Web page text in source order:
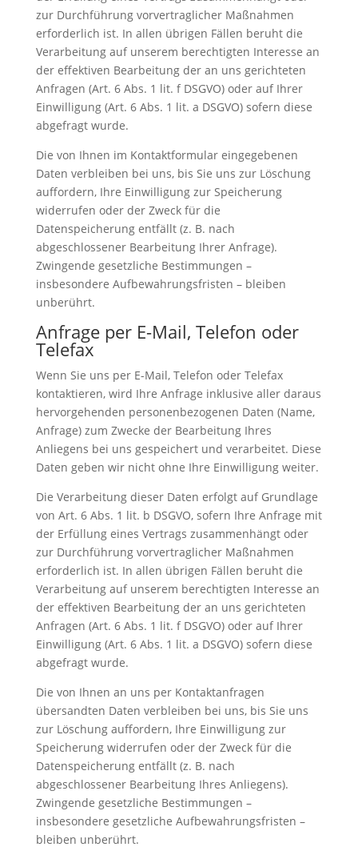
zur Durchführung vorvertraglicher Maßnahmen
erforderlich ist. In allen übrigen Fällen beruht die
Verarbeitung auf unserem berechtigten Interesse an
der effektiven Bearbeitung der an uns gerichteten
Anfragen (Art. 6 Abs. 1 lit. f DSGVO) oder auf Ihrer
Einwilligung (Art. 6 Abs. 1 lit. a DSGVO) sofern diese
abgefragt wurde.
Die von Ihnen im Kontaktformular eingegebenen
Daten verbleiben bei uns, bis Sie uns zur Löschung
auffordern, Ihre Einwilligung zur Speicherung
widerrufen oder der Zweck für die
Datenspeicherung entfällt (z. B. nach
abgeschlossener Bearbeitung Ihrer Anfrage).
Zwingende gesetzliche Bestimmungen –
insbesondere Aufbewahrungsfristen – bleiben
unberührt.
Anfrage per E-Mail, Telefon oder
Telefax
Wenn Sie uns per E-Mail, Telefon oder Telefax
kontaktieren, wird Ihre Anfrage inklusive aller daraus
hervorgehenden personenbezogenen Daten (Name,
Anfrage) zum Zwecke der Bearbeitung Ihres
Anliegens bei uns gespeichert und verarbeitet. Diese
Daten geben wir nicht ohne Ihre Einwilligung weiter.
Die Verarbeitung dieser Daten erfolgt auf Grundlage
von Art. 6 Abs. 1 lit. b DSGVO, sofern Ihre Anfrage mit
der Erfüllung eines Vertrags zusammenhängt oder
zur Durchführung vorvertraglicher Maßnahmen
erforderlich ist. In allen übrigen Fällen beruht die
Verarbeitung auf unserem berechtigten Interesse an
der effektiven Bearbeitung der an uns gerichteten
Anfragen (Art. 6 Abs. 1 lit. f DSGVO) oder auf Ihrer
Einwilligung (Art. 6 Abs. 1 lit. a DSGVO) sofern diese
abgefragt wurde.
Die von Ihnen an uns per Kontaktanfragen
übersandten Daten verbleiben bei uns, bis Sie uns
zur Löschung auffordern, Ihre Einwilligung zur
Speicherung widerrufen oder der Zweck für die
Datenspeicherung entfällt (z. B. nach
abgeschlossener Bearbeitung Ihres Anliegens).
Zwingende gesetzliche Bestimmungen –
insbesondere gesetzliche Aufbewahrungsfristen –
bleiben unberührt.